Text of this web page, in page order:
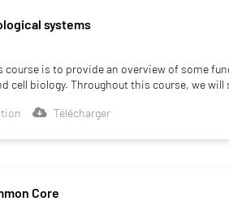
systems
course is to provide an overview of some
cell biology. Throughout this course, we
Télécharger
Core